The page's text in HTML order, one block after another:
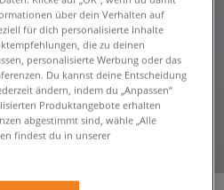
über dein Verhalten auf
für dich personalisierte Inhalte
die zu deinen
personalisierte Werbung oder das
Du kannst deine Entscheidung
ändern, indem du „Anpassen“
Produktangebote erhalten
abgestimmt sind, wähle „Alle
findest du in unserer